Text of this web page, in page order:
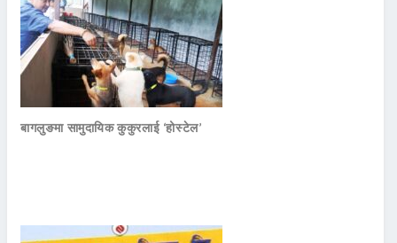
बागलुङमा सामुदायिक कुकुरलाई ‘होस्टेल’